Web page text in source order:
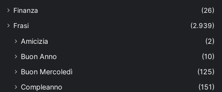
Finanza
(26)
Frasi
(2.939)
Amicizia
(2)
Buon Anno
(10)
Buon Mercoledì
(125)
Compleanno
(151)